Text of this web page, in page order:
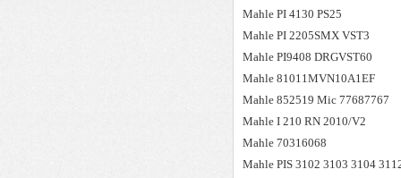
Mahle PI 4130 PS25
Mahle PI 2205SMX VST3
Mahle PI9408 DRGVST60
Mahle 81011MVN10A1EF
Mahle 852519 Mic 77687767
Mahle I 210 RN 2010/V2
Mahle 70316068
Mahle PIS 3102 3103 3104